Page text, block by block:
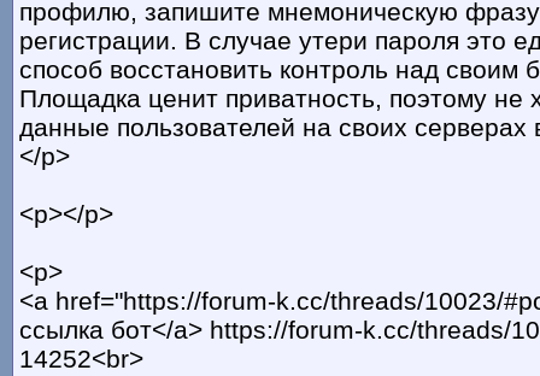
профилю, запишите мнемоническую
регистрации. В случае утери пароля это
способ восстановить контроль над своим
Площадка ценит приватность, поэтому не
данные пользователей на своих серверах
</p>
<p></p>
<p>
<a href="https://forum-k.cc/threads/10023/
ссылка бот</a> https://forum-k.cc/threads/
14252<br>